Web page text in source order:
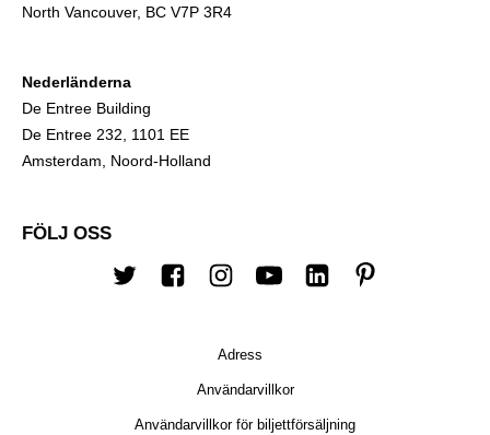
North Vancouver, BC V7P 3R4
Nederländerna
De Entree Building
De Entree 232, 1101 EE
Amsterdam, Noord-Holland
FÖLJ OSS
TwitterFacebookInstagram
youtubeLinkedIn
Adress
Användarvillkor
Användarvillkor för biljettförsäljning